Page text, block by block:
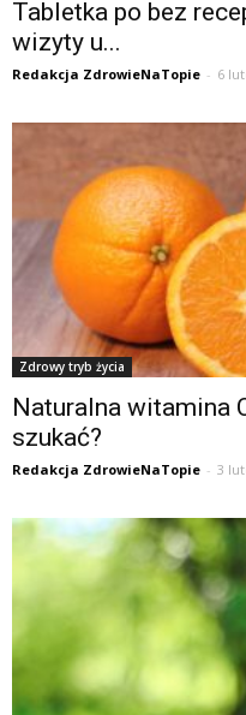
Tabletka po bez
wizyty u...
Redakcja ZdrowieNaTopie - 6
Zdrowy tryb życia
Naturalna witamina
szukać?
Redakcja ZdrowieNaTopie - 3